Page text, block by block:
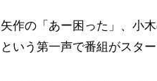
矢作の「あー困った」、小
という第一声で番組がスター